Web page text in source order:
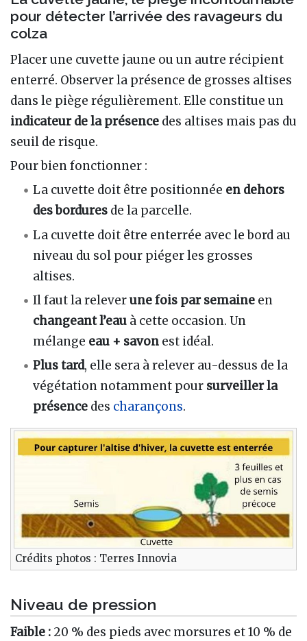
pour détecter l’arrivée des ravageurs du
colza
Placer une cuvette jaune ou un autre récipient
enterré. Observer la présence de grosses altises
dans le piège régulièrement. Elle constitue un
indicateur de la présence des altises mais pas du
seuil de risque.
Pour bien fonctionner :
La cuvette doit être positionnée en dehors
des bordures de la parcelle.
La cuvette doit être enterrée avec le bord au
niveau du sol pour piéger les grosses
altises.
Il faut la releverune fois par semaine en
changeant l’eau à cette occasion. Un
mélange eau + savon est idéal.
Plus tard, elle sera à relever au-dessus de la
végétation notamment pour surveiller la
présence des charançons.
Crédits photos : Terres Innovia
Niveau de pression
Faible : 20 % des pieds avec morsures et 10 % de